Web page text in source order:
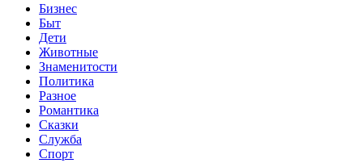
Бизнес
Быт
Дети
Животные
Знаменитости
Политика
Разное
Романтика
Сказки
Служба
Спорт